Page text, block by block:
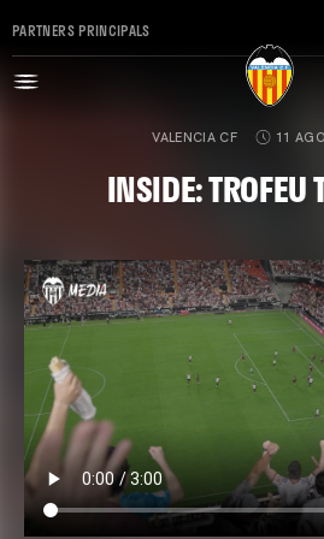
PARTNERS PRINCIPALS
VALENCIA CF 11
INSIDE: TROFEU